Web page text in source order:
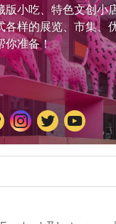
版小吃、特色文创小
各样的展览、市集、
你准备！